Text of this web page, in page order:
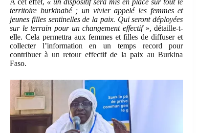
A cet effet, « un dispositif sera mis en place sur tout le
territoire burkinabé ; un vivier appelé les femmes et
jeunes filles sentinelles de la paix. Qui seront déployées
sur le terrain pour un changement effectif», détaille-t-
elle. Cela permettra aux femmes et filles de diffuser et
collecter l’information en un temps record pour
contribuer à un retour effectif de la paix au Burkina
Faso.